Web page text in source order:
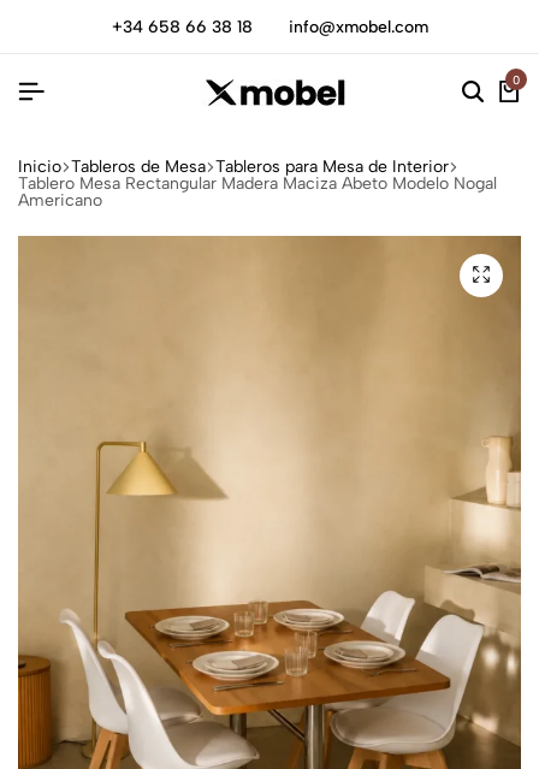
+34 658 66 38 18 info@xmobel.com
0
Inicio Tableros de Mesa Tableros para Mesa de Interior
Tablero Mesa Rectangular Madera Maciza Abeto Modelo Nogal
Americano